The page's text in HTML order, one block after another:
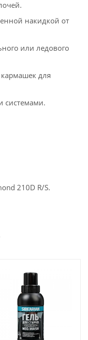
накидкой от
или ледового
для
системами.
210D R/S.